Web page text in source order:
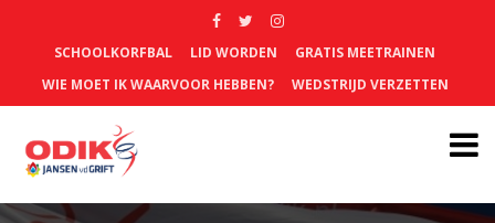
SCHOOLKORFBAL LID WORDEN
GRATIS MEETRAINEN
WIE MOET IK WAARVOOR HEBBEN?
WEDSTRIJD VERZETTEN